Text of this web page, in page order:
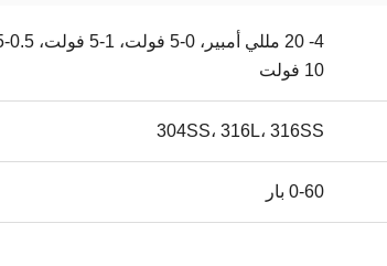
10 فولت
304SS، 316L، 316SS
0-60 بار